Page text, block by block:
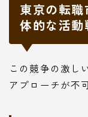
東京の転
体的な活動
この競争の激し
アプローチが不